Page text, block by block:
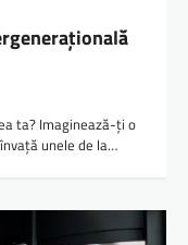
ta? Imaginează-ți o
unele de la…